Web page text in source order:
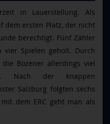
in Lauerstellung. Als
dem ersten Platz, der nicht
berechtigt. Fünf Zähler
Spielen geholt. Durch
Bozener allerdings viel
Nach der knappen
Salzburg folgten sechs
dem ERC geht man als